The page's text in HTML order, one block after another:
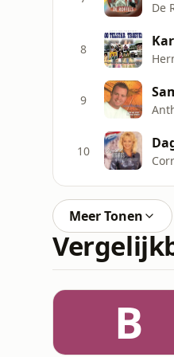
De
8
9
10
Meer Tonen
B